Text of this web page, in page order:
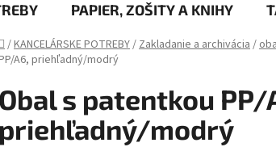
PAPIER, ZOŠITY A KNIHY
Domov
/KANCELÁRSKE POTREBY/Zakladanie a archivácia/
A6, priehľadný/modrý
Obal s patentkou PP/
priehľadný/modrý